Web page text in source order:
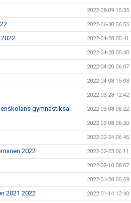
2022-08-09 15:35
2022-06-30 06:55
2022-04-28 05:41
2022-04-28 05:40
2022-04-20 06:07
2022-04-08 15:08
2022-03-28 12:42
gymnastiksal 2022-03-08 06:22
2022-03-08 06:20
2022-02-24 06:45
2022 2022-02-23 06:11
2022-02-10 08:07
2022-01-28 05:59
2021 2022 2022-01-14 12:40